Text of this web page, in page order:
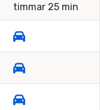
timmar 25 min